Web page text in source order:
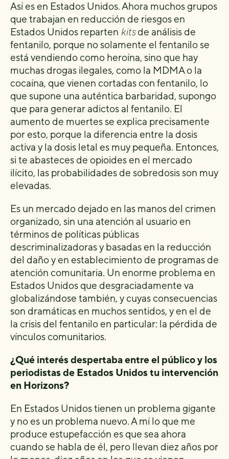
Así es en Estados Unidos. Ahora muchos grupos
que trabajan en reducción de riesgos en
Estados Unidos reparten kitsde análisis de
fentanilo, porque no solamente el fentanilo se
está vendiendo como heroína, sino que hay
muchas drogas ilegales, como la MDMA o la
cocaína, que vienen cortadas con fentanilo, lo
que supone una auténtica barbaridad, supongo
que para generar adictos al fentanilo. El
aumento de muertes se explica precisamente
por esto, porque la diferencia entre la dosis
activa y la dosis letal es muy pequeña. Entonces,
si te abasteces de opioides en el mercado
ilícito, las probabilidades de sobredosis son muy
elevadas.
Es un mercado dejado en las manos del crimen
organizado, sin una atención al usuario en
términos de políticas públicas
descriminalizadoras y basadas en la reducción
del daño y en establecimiento de programas de
atención comunitaria. Un enorme problema en
Estados Unidos que desgraciadamente va
globalizándose también, y cuyas consecuencias
son dramáticas en muchos sentidos, y en el de
la crisis del fentanilo en particular: la pérdida de
vínculos comunitarios.
¿Qué interés despertaba entre el público y los
periodistas de Estados Unidos tu intervención
en Horizons?
En Estados Unidos tienen un problema gigante
y no es un problema nuevo. A mí lo que me
produce estupefacción es que sea ahora
cuando se habla de él, pero llevan diez años por